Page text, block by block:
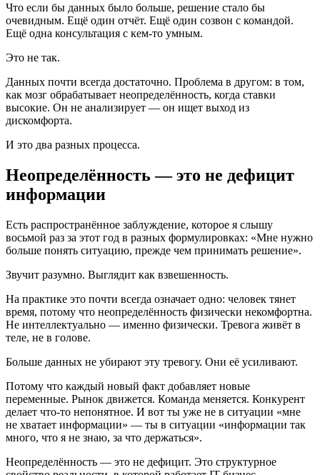
Что если бы данных было больше, решение стало бы
очевидным. Ещё один отчёт. Ещё один созвон с командой.
Ещё одна консультация с кем-то умным.
Это не так.
Данных почти всегда достаточно. Проблема в другом: в том,
как мозг обрабатывает неопределённость, когда ставки
высокие. Он не анализирует — он ищет выход из
дискомфорта.
И это два разных процесса.
Неопределённость — это не дефицит
информации
Есть распространённое заблуждение, которое я слышу
восьмой раз за этот год в разных формулировках: «Мне нужно
больше понять ситуацию, прежде чем принимать решение».
Звучит разумно. Выглядит как взвешенность.
На практике это почти всегда означает одно: человек тянет
время, потому что неопределённость физически некомфортна.
Не интеллектуально — именно физически. Тревога живёт в
теле, не в голове.
Больше данных не убирают эту тревогу. Они её усиливают.
Потому что каждый новый факт добавляет новые
переменные. Рынок движется. Команда меняется. Конкурент
делает что-то непонятное. И вот ты уже не в ситуации «мне
не хватает информации» — ты в ситуации «информации так
много, что я не знаю, за что держаться».
Неопределённость — это не дефицит. Это структурное